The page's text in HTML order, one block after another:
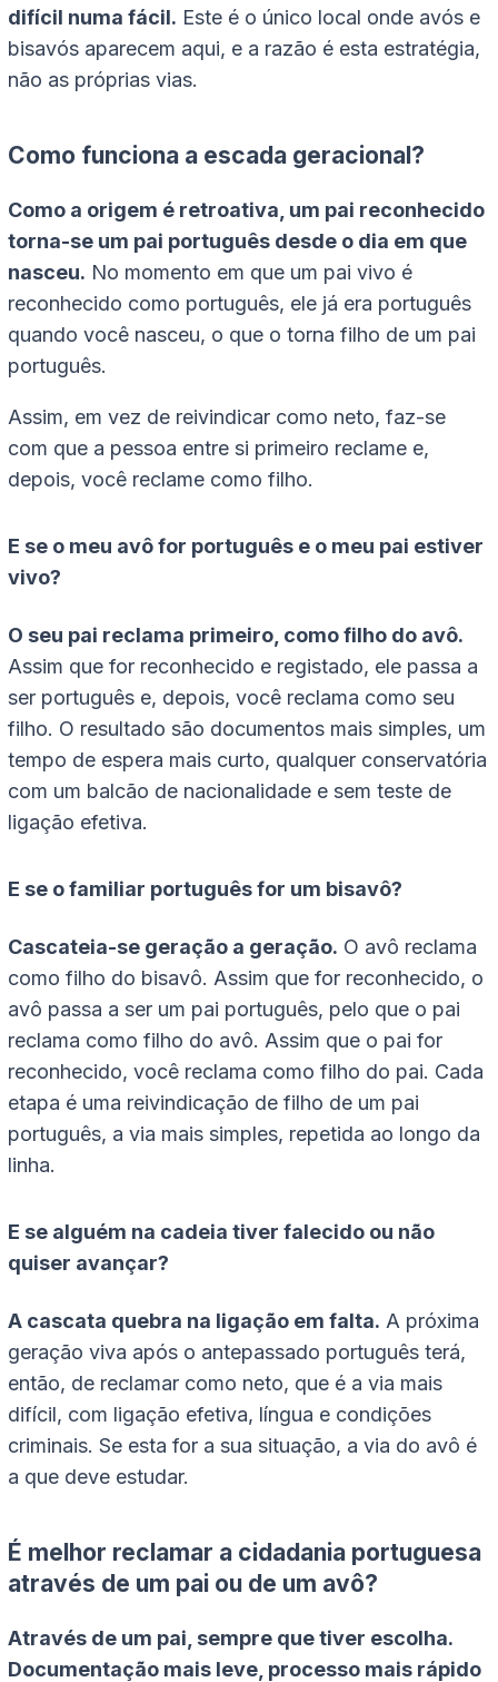
difícil numa fácil. Este é o único local onde avós e
bisavós aparecem aqui, e a razão é esta estratégia,
não as próprias vias.
Como funciona a escada geracional?
Como a origem é retroativa, um pai reconhecido
torna-se um pai português desde o dia em que
nasceu. No momento em que um pai vivo é
reconhecido como português, ele já era português
quando você nasceu, o que o torna filho de um pai
português.
Assim, em vez de reivindicar como neto, faz-se
com que a pessoa entre si primeiro reclame e,
depois, você reclame como filho.
E se o meu avô for português e o meu pai estiver
vivo?
O seu pai reclama primeiro, como filho do avô.
Assim que for reconhecido e registado, ele passa a
ser português e, depois, você reclama como seu
filho. O resultado são documentos mais simples, um
tempo de espera mais curto, qualquer conservatória
com um balcão de nacionalidade e sem teste de
ligação efetiva.
E se o familiar português for um bisavô?
Cascateia-se geração a geração. O avô reclama
como filho do bisavô. Assim que for reconhecido, o
avô passa a ser um pai português, pelo que o pai
reclama como filho do avô. Assim que o pai for
reconhecido, você reclama como filho do pai. Cada
etapa é uma reivindicação de filho de um pai
português, a via mais simples, repetida ao longo da
linha.
E se alguém na cadeia tiver falecido ou não
quiser avançar?
A cascata quebra na ligação em falta. A próxima
geração viva após o antepassado português terá,
então, de reclamar como neto, que é a via mais
difícil, com ligação efetiva, língua e condições
criminais. Se esta for a sua situação, a via do avô é
a que deve estudar.
É melhor reclamar a cidadania portuguesa
através de um pai ou de um avô?
Através de um pai, sempre que tiver escolha.
Documentação mais leve, processo mais rápido